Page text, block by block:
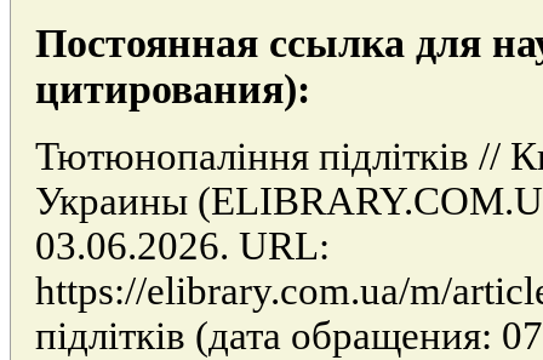
Постоянная ссылка для
цитирования):
Тютюнопаління підлітків //
Украины
03.06.2026. URL:
https://elibrary.com.ua/m/
підлітків (дата обращения: